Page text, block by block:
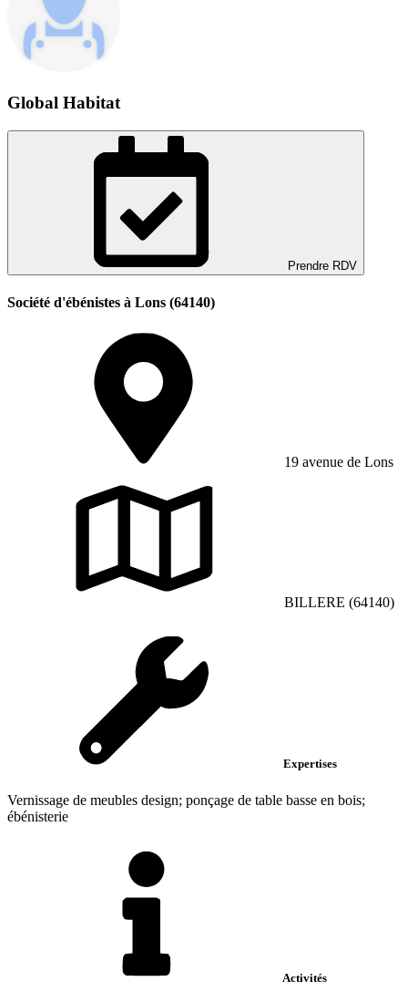
Global Habitat
Prendre RDV
Société d'ébénistes à Lons (64140)
19 avenue de Lons
BILLERE (64140)
Expertises
Vernissage de meubles design; ponçage de table basse en bois;
ébénisterie
Activités